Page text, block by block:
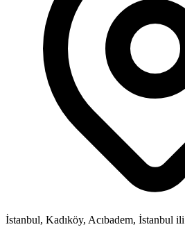
İstanbul, Kadıköy, Acıbadem, İstanbul ili